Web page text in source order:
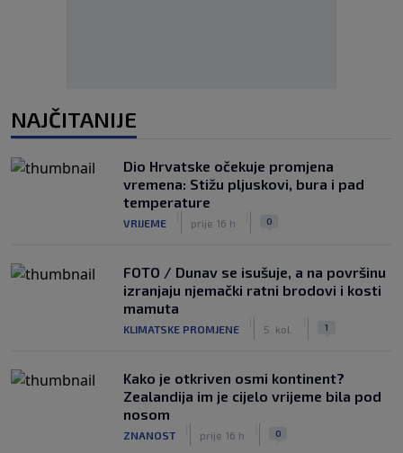
NAJČITANIJE
Dio Hrvatske očekuje promjena
vremena: Stižu pljuskovi, bura i pad
temperature
VRIJEME prije 16 h 0
FOTO / Dunav se isušuje, a na površinu
izranjaju njemački ratni brodovi i kosti
mamuta
KLIMATSKE PROMJENE 5. kol. 1
Kako je otkriven osmi kontinent?
Zealandija im je cijelo vrijeme bila pod
nosom
ZNANOST prije 16 h 0